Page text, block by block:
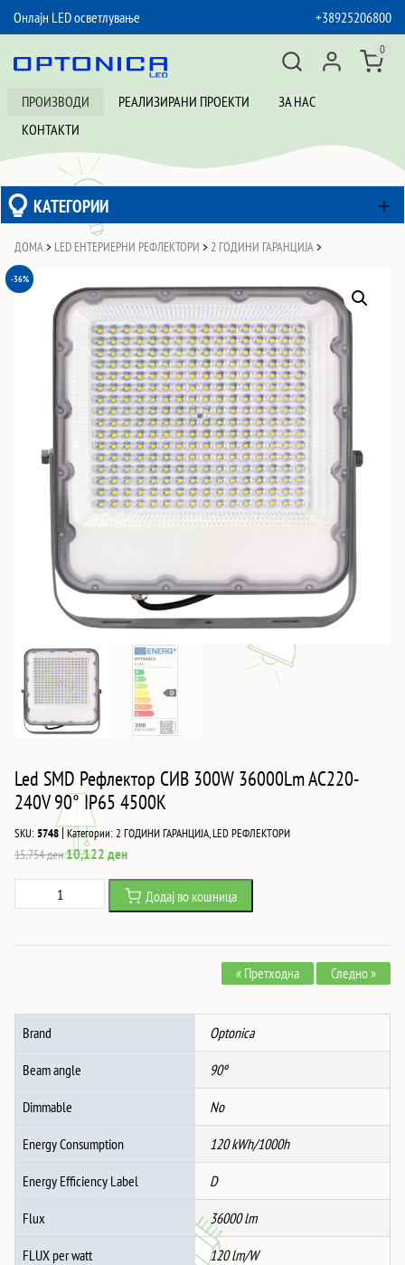
Онлајн LED осветлување
+38925206800
ПРОИЗВОДИ РЕАЛИЗИРАНИ ПРОЕКТИ
ЗА НАС
КОНТАКТИ
0
КАТЕГОРИИ
ДОМА > LED ЕНТЕРИЕРНИ РЕФЛЕКТОРИ > 2 ГОДИНИ ГАРАНЦИЈА >
-36%
Led SMD Рефлектор СИВ 300W 36000Lm AC220-
240V 90° IP65 4500K
SKU:5748|Категории:2 ГОДИНИ ГАРАНЦИЈА,LED РЕФЛЕКТОРИ
15,754денOriginal
15,754 ден.
10,122 денCurrent
price
is:
10,122 ден.
SMD
AC220-
240V
90°
4500K
Додај во кошница
« Претходна Следно »
Brand Optonica
Beam angle 90º
Dimmable No
Energy Consumption 120 kWh/1000h
Energy Efficiency Label D
Flux 36000 lm
FLUX per watt 120 lm/W